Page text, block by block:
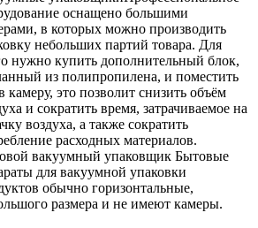
оснащено большими
в которых можно производить
небольших партий товара. Для
нужно купить дополнительный блок,
из полипропилена, и поместить
камеру, это позволит снизить объём
и сократить время, затрачиваемое на
воздуха, а также сократить
расходных материалов.
вакуумный упаковщик Бытовые
для вакуумной упаковки
обычно горизонтальные,
размера и не имеют камеры.